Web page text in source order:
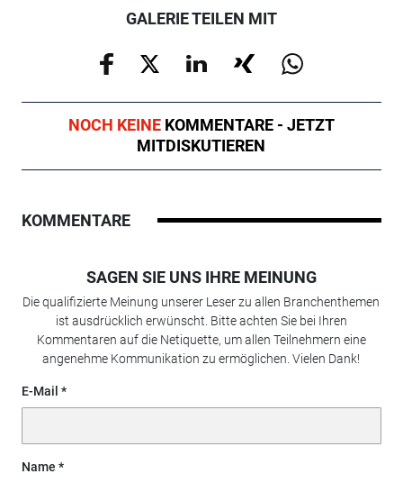
GALERIE TEILEN MIT
NOCH KEINE KOMMENTARE - JETZT
MITDISKUTIEREN
KOMMENTARE
SAGEN SIE UNS IHRE MEINUNG
Die qualifizierte Meinung unserer Leser zu allen Branchenthemen
ist ausdrücklich erwünscht. Bitte achten Sie bei Ihren
Kommentaren auf die Netiquette, um allen Teilnehmern eine
angenehme Kommunikation zu ermöglichen. Vielen Dank!
E-Mail
Name